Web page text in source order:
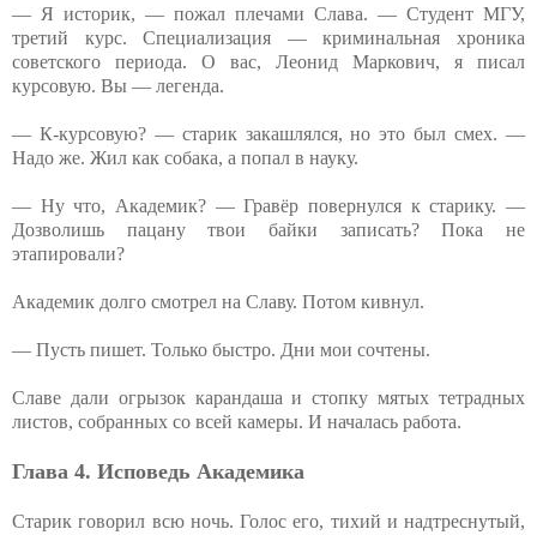
— Я историк, — пожал плечами Слава. — Студент МГУ,
третий курс. Специализация — криминальная хроника
советского периода. О вас, Леонид Маркович, я писал
курсовую. Вы — легенда.
— К-курсовую? — старик закашлялся, но это был смех. —
Надо же. Жил как собака, а попал в науку.
— Ну что, Академик? — Гравёр повернулся к старику. —
Дозволишь пацану твои байки записать? Пока не
этапировали?
Академик долго смотрел на Славу. Потом кивнул.
— Пусть пишет. Только быстро. Дни мои сочтены.
Славе дали огрызок карандаша и стопку мятых тетрадных
листов, собранных со всей камеры. И началась работа.
Глава 4. Исповедь Академика
Старик говорил всю ночь. Голос его, тихий и надтреснутый,